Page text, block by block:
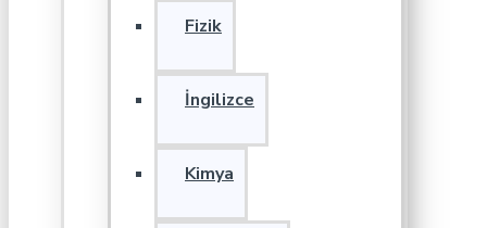
Fizik
İngilizce
Kimya